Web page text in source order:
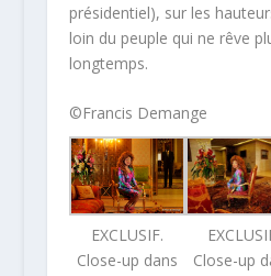
présidentiel), sur les
loin du peuple qui ne rêve
longtemps.
©Francis Demange
EXCLUSIF.
Close-up dans
Close-up